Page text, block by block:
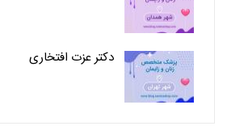
دکتر عزت افتخاری